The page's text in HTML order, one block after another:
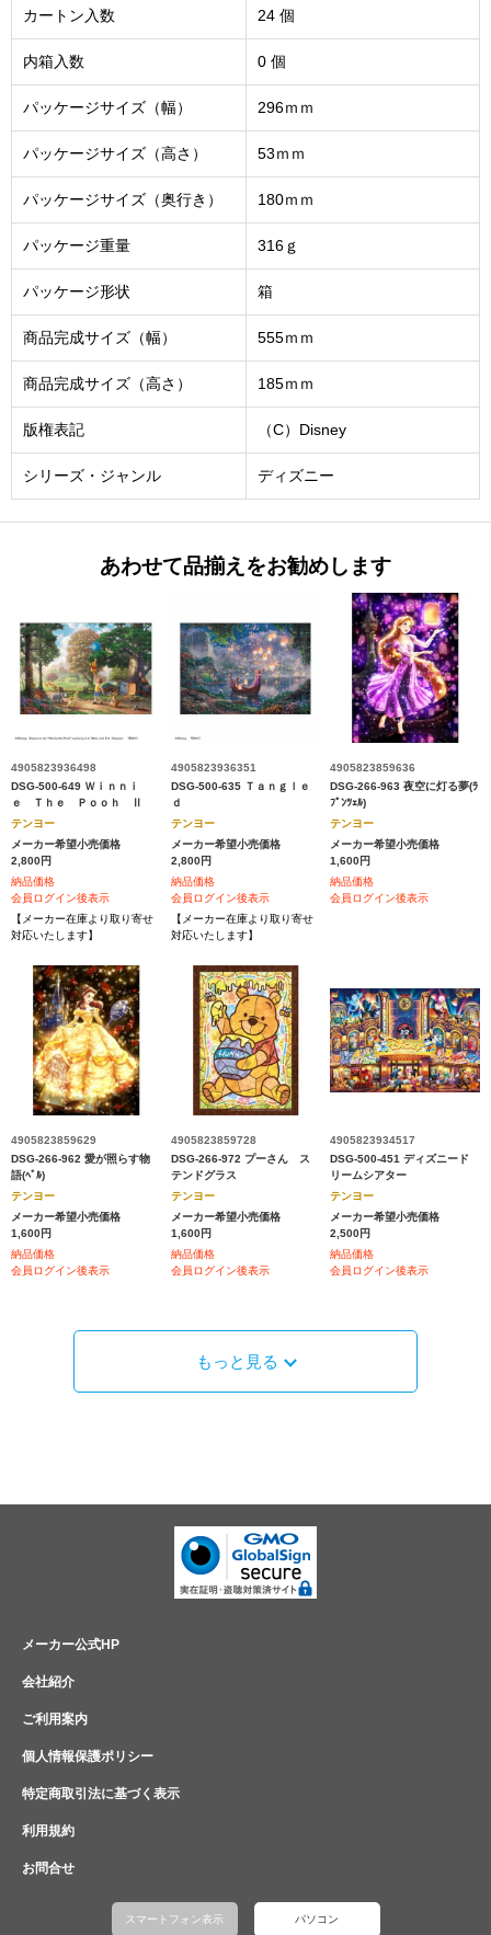
カートン入数 24 個
内箱入数 0 個
パッケージサイズ（幅） 296ｍｍ
パッケージサイズ（高さ） 53ｍｍ
パッケージサイズ（奥行き） 180ｍｍ
パッケージ重量 316ｇ
パッケージ形状 箱
商品完成サイズ（幅） 555ｍｍ
商品完成サイズ（高さ） 185ｍｍ
版権表記 （C）Disney
シリーズ・ジャンル ディズニー
あわせて品揃えをお勧めします
4905823936498
DSG-500-649 Ｗｉｎｎｉ
ｅ Ｔｈｅ Ｐｏｏｈ Ⅱ
テンヨー
メーカー希望小売価格
2,800円
納品価格
会員ログイン後表示
【メーカー在庫より取り寄せ
対応いたします】
4905823936351
DSG-500-635 Ｔａｎｇｌｅ
ｄ
テンヨー
メーカー希望小売価格
2,800円
納品価格
会員ログイン後表示
【メーカー在庫より取り寄せ
対応いたします】
4905823859636
DSG-266-963 夜空に灯る夢(ﾗ
ﾌﾟﾝﾂｪﾙ)
テンヨー
メーカー希望小売価格
1,600円
納品価格
会員ログイン後表示
4905823859629
DSG-266-962 愛が照らす物
語(ﾍﾞﾙ)
テンヨー
メーカー希望小売価格
1,600円
納品価格
会員ログイン後表示
4905823859728
DSG-266-972 プーさん ス
テンドグラス
テンヨー
メーカー希望小売価格
1,600円
納品価格
会員ログイン後表示
4905823934517
DSG-500-451 ディズニード
リームシアター
テンヨー
メーカー希望小売価格
2,500円
納品価格
会員ログイン後表示
もっと見る
メーカー公式HP
会社紹介
ご利用案内
個人情報保護ポリシー
特定商取引法に基づく表示
利用規約
お問合せ
スマートフォン表示 パソコン